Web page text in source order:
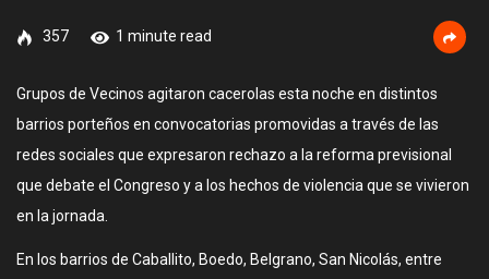
357 1 minute read
Grupos de Vecinos agitaron cacerolas esta noche en distintos
barrios porteños en convocatorias promovidas a través de las
redes sociales que expresaron rechazo a la reforma previsional
que debate el Congreso y a los hechos de violencia que se vivieron
en la jornada.
En los barrios de Caballito, Boedo, Belgrano, San Nicolás, entre